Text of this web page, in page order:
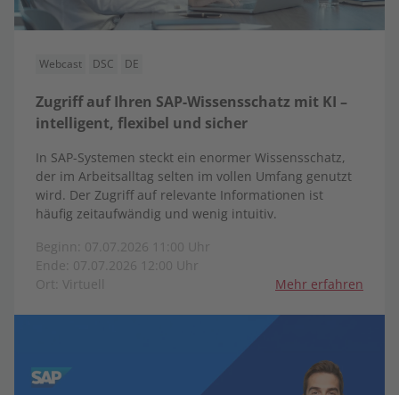
Webcast DSC DE
Zugriff auf Ihren SAP-Wissensschatz mit KI –
intelligent, flexibel und sicher
In SAP-Systemen steckt ein enormer Wissensschatz,
der im Arbeitsalltag selten im vollen Umfang genutzt
wird. Der Zugriff auf relevante Informationen ist
häufig zeitaufwändig und wenig intuitiv.
Beginn: 07.07.2026 11:00 Uhr
Ende: 07.07.2026 12:00 Uhr
Ort: Virtuell
Mehr erfahren